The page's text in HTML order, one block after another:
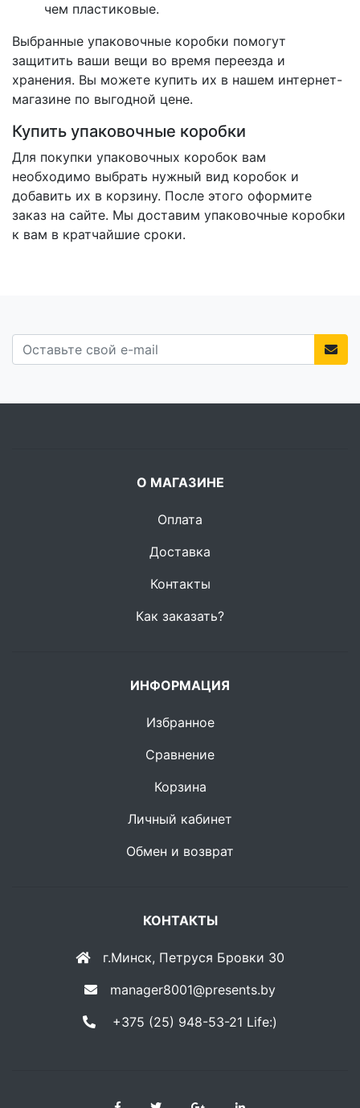
чем пластиковые.
Выбранные упаковочные коробки помогут
защитить ваши вещи во время переезда и
хранения. Вы можете купить их в нашем интернет-
магазине по выгодной цене.
Купить упаковочные коробки
Для покупки упаковочных коробок вам
необходимо выбрать нужный вид коробок и
добавить их в корзину. После этого оформите
заказ на сайте. Мы доставим упаковочные коробки
к вам в кратчайшие сроки.
О МАГАЗИНЕ
Оплата
Доставка
Контакты
Как заказать?
ИНФОРМАЦИЯ
Избранное
Сравнение
Корзина
Личный кабинет
Обмен и возврат
КОНТАКТЫ
г.Минск, Петруся Бровки 30
manager8001@presents.by
+375 (25) 948-53-21 Life:)